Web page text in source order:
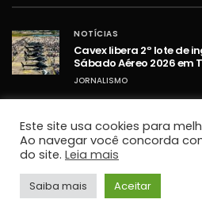
NOTÍCIAS
Cavex libera 2º lote de
Sábado Aéreo 2026 em
JORNALISMO
Umidade relativa do ar
cidades do Vale do
JORNALISMO
NOTÍCIAS
STF retoma sessões com
Este site usa cookies para
Ao navegar você concorda
do site. Leia mais
Saiba mais Aceitar